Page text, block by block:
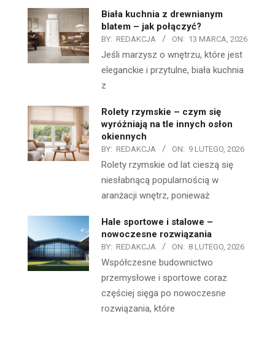
Biała kuchnia z drewnianym
blatem – jak połączyć?
BY: REDAKCJA ON: 13 MARCA, 2026
Jeśli marzysz o wnętrzu, które jest
eleganckie i przytulne, biała kuchnia
z
Rolety rzymskie – czym się
wyróżniają na tle innych osłon
okiennych
BY: REDAKCJA ON: 9 LUTEGO, 2026
Rolety rzymskie od lat cieszą się
niesłabnącą popularnością w
aranżacji wnętrz, ponieważ
Hale sportowe i stalowe –
nowoczesne rozwiązania
BY: REDAKCJA ON: 8 LUTEGO, 2026
Współczesne budownictwo
przemysłowe i sportowe coraz
częściej sięga po nowoczesne
rozwiązania, które